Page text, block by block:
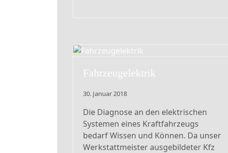
Fahrzeugelektrik
30. Januar 2018
Die Diagnose an den elektrischen
Systemen eines Kraftfahrzeugs
bedarf Wissen und Können. Da unser
Werkstattmeister ausgebildeter Kfz